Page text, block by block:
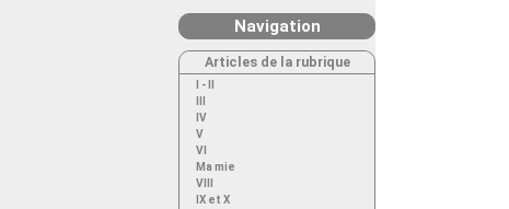
Navigation
Articles de la rubrique
I - II
IV
V
VI
Ma mie
VIII
IX et X